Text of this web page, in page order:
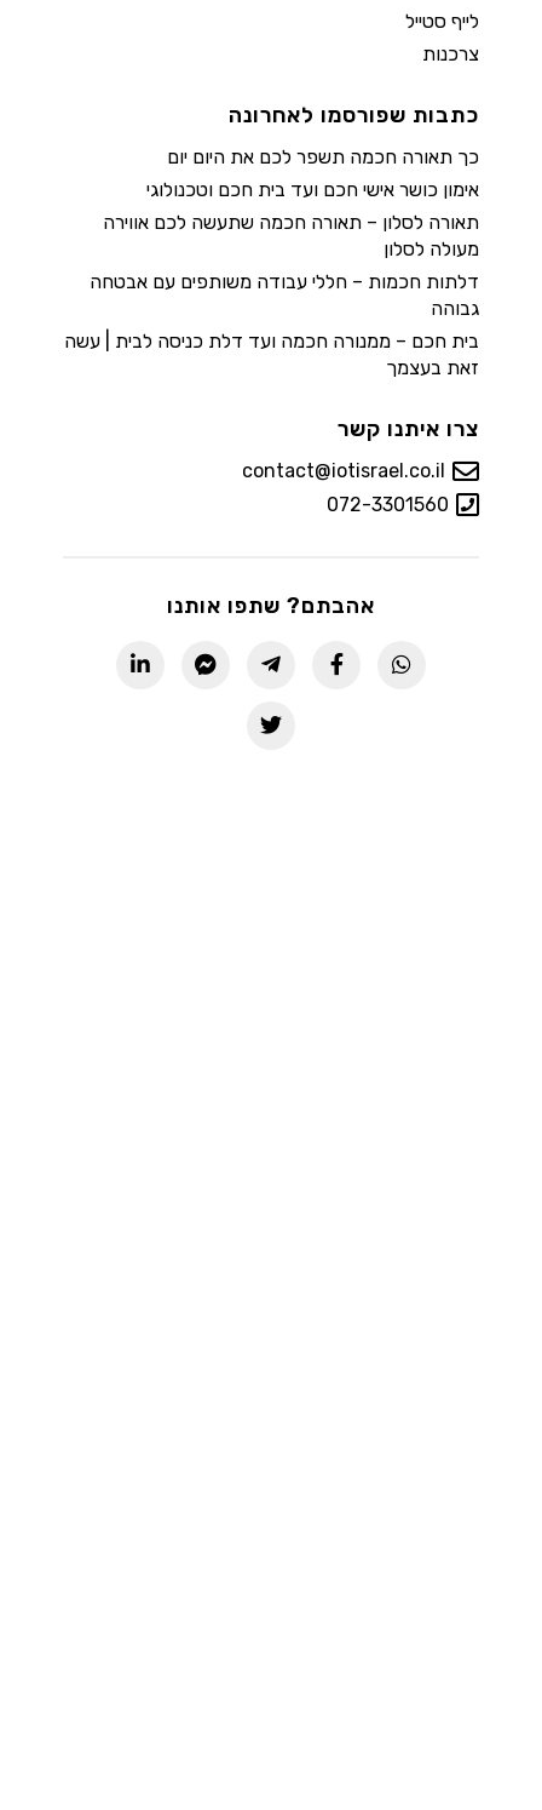
לייף סטייל
צרכנות
כתבות שפורסמו לאחרונה
כך תאורה חכמה תשפר לכם את היום יום
אימון כושר אישי חכם ועד בית חכם וטכנולוגי
תאורה לסלון – תאורה חכמה שתעשה לכם אווירה
מעולה לסלון
דלתות חכמות – חללי עבודה משותפים עם אבטחה
גבוהה
בית חכם – ממנורה חכמה ועד דלת כניסה לבית | עשה
זאת בעצמך
צרו איתנו קשר
contact@iotisrael.co.il
072-3301560
אהבתם? שתפו אותנו